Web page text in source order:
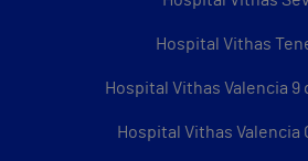
Hospital Vithas
Hospital Vithas Valencia 9
Hospital Vithas Valencia